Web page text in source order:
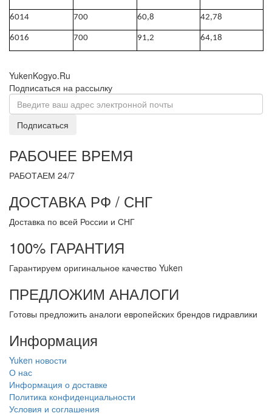
6014 700 60,8 42,78
6016 700 91,2 64,18
YukenKogyo.Ru
Подписаться на рассылку
Подписаться
РАБОЧЕЕ ВРЕМЯ
РАБОТАЕМ 24/7
ДОСТАВКА РФ / СНГ
Доставка по всей России и СНГ
100% ГАРАНТИЯ
Гарантируем оригинальное качество Yuken
ПРЕДЛОЖИМ АНАЛОГИ
Готовы предложить аналоги европейских брендов гидравлики
Информация
Yuken новости
О нас
Информация о доставке
Политика конфиденциальности
Условия и соглашения